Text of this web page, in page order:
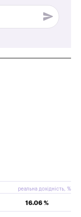
реальна дохідність, %
16.06 %